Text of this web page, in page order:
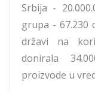
Srbija -
grupa - 67.230
državi na
donirala
proizvode u